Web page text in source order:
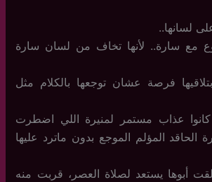
لسانها..
مع سارة.. لأنها تخاف من لسان سارة
فرصة عشان توجعها بالكلام مثل
كانوا عذاب مستمر لمنيرة اللي اضطرت
المؤلم الموجع بدون ماترد عليها
أبوها يستعد لصلاة العصر، قربت منه